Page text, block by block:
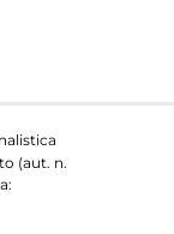
(aut. n.